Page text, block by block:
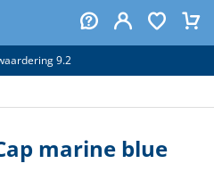
9.2
marine blue